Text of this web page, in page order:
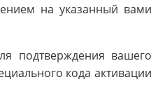
на указанный вами
подтверждения вашего
кода активации